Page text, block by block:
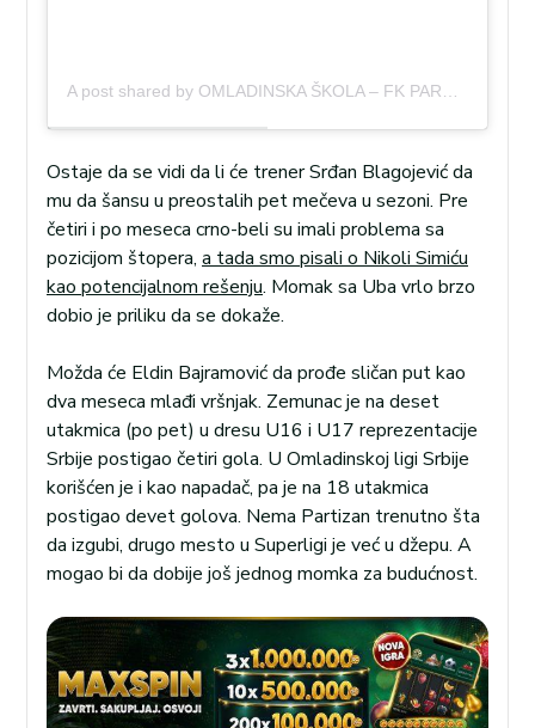
Ostaje da se vidi da li će trener Srđan Blagojević da
mu da šansu u preostalih pet mečeva u sezoni. Pre
četiri i po meseca crno-beli su imali problema sa
pozicijom štopera, a tada smo pisali o Nikoli Simiću
kao potencijalnom rešenju. Momak sa Uba vrlo brzo
dobio je priliku da se dokaže.
Možda će Eldin Bajramović da prođe sličan put kao
dva meseca mlađi vršnjak. Zemunac je na deset
utakmica (po pet) u dresu U16 i U17 reprezentacije
Srbije postigao četiri gola. U Omladinskoj ligi Srbije
korišćen je i kao napadač, pa je na 18 utakmica
postigao devet golova. Nema Partizan trenutno šta
da izgubi, drugo mesto u Superligi je već u džepu. A
mogao bi da dobije još jednog momka za budućnost.